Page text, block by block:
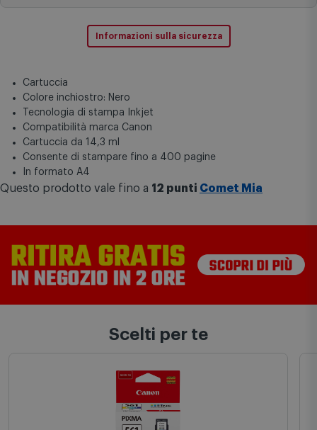
Informazioni sulla sicurezza
Cartuccia
Colore inchiostro: Nero
Tecnologia di stampa Inkjet
Compatibilità marca Canon
Cartuccia da 14,3 ml
Consente di stampare fino a 400 pagine
In formato A4
Questo prodotto vale fino a 12 punti Comet Mia
Scelti per te